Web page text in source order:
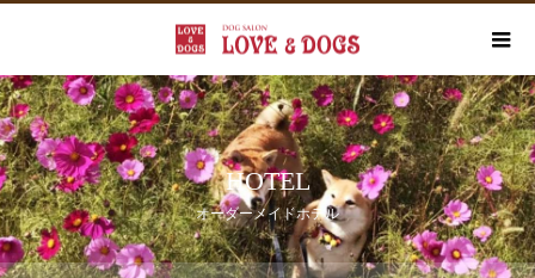
HOTEL
オーダーメイドホテル